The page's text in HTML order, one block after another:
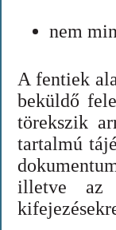
nem
A fentiek
beküldő
törekszik
tartalmú
illetve az